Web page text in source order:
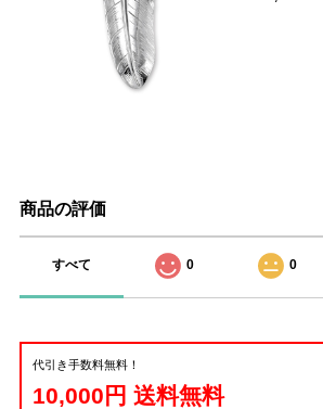
商品の評価
すべて 0 0
代引き手数料無料！
10,000円 送料無料